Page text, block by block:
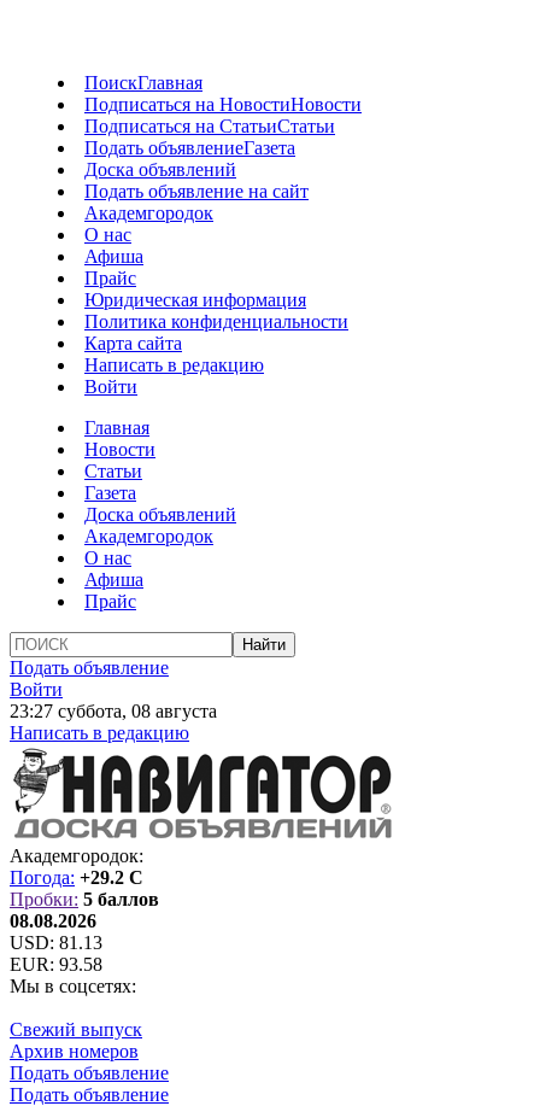
ПоискГлавная
Подписаться на НовостиНовости
Подписаться на СтатьиСтатьи
Подать объявлениеГазета
Доска объявлений
Подать объявление на сайт
Академгородок
О нас
Афиша
Прайс
Юридическая информация
Политика конфиденциальности
Карта сайта
Написать в редакцию
Войти
Главная
Новости
Статьи
Газета
Доска объявлений
Академгородок
О нас
Афиша
Прайс
Подать объявление
Войти
23:27 суббота, 08 августа
Написать в редакцию
Академгородок:
Погода: +29.2 C
Пробки: 5 баллов
08.08.2026
USD: 81.13
EUR: 93.58
Мы в соцсетях:
Свежий выпуск
Архив номеров
Подать объявление
Подать объявление